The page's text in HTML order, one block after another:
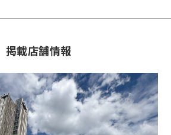
掲載店舗情報